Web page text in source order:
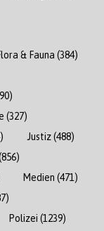
& Fauna (384)
(327)
Justiz(488)
Medien (471)
Polizei (1239)